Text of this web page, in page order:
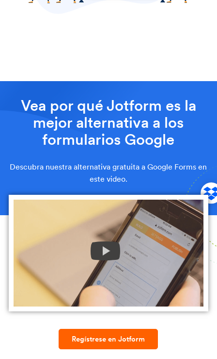
Vea por qué Jotform es la
mejor alternativa a los
formularios Google
Descubra nuestra alternativa gratuita a Google Forms en
este video.
Regístrese en Jotform